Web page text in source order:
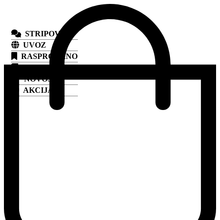
STRIPOVI
UVOZ
RASPRODANO
IZDAVAČI
NOVOSTI
AKCIJA